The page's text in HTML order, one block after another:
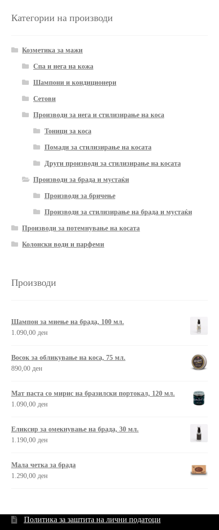
Категории на производи
Козметика за мажи
Спа и нега на кожа
Шампони и кондиционери
Сетови
Производи за нега и стилизирање на коса
Тоници за коса
Помади за стилизирање на косата
Други производи за стилизирање на косата
Производи за брада и мустаќи
Производи за бричење
Производи за стилизирање на брада и мустаќи
Производи за потемнување на косата
Колонски води и парфеми
Производи
Шампон за миење на брада, 100 мл.
1.090,00 ден
Восок за обликување на коса, 75 мл.
890,00 ден
Мат паста со мирис на бразилски портокал, 120 мл.
1.090,00 ден
Еликсир за омекнување на брада, 30 мл.
1.190,00 ден
Мала четка за брада
1.290,00 ден
Политика за заштита на лични податоци